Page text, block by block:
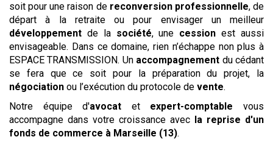
soit pour une raison de reconversion professionnelle, de
départ à la retraite ou pour envisager un meilleur
développement de la société, une cession est aussi
envisageable. Dans ce domaine, rien n’échappe non plus à
ESPACE TRANSMISSION. Un accompagnement du cédant
se fera que ce soit pour la préparation du projet, la
négociation ou l’exécution du protocole de vente.
Notre équipe d'avocat et expert-comptablevous
accompagne dans votre croissance avec
la reprise d'un
fonds de commerce à Marseille (13).